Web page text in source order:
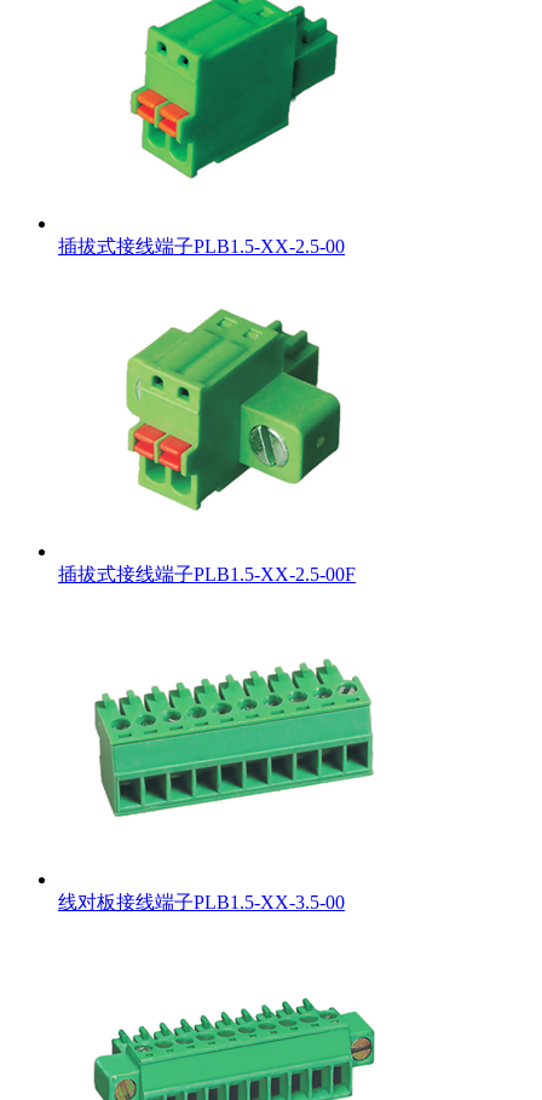
插拔式接线端子PLB1.5-XX-2.5-00
插拔式接线端子PLB1.5-XX-2.5-00F
线对板接线端子PLB1.5-XX-3.5-00